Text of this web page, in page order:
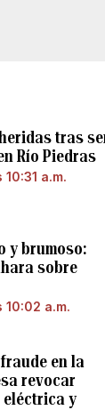
tras
Río Piedras
a.m.
y brumoso:
sobre
a.m.
en la
revocar
eléctrica y